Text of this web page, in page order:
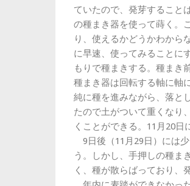
ていたので、発芽すること
の種まき器を使って蒔く。
り、使えるかどうかわから
に早速、使ってみることに
もりで種まきする。種まき
種まき器は回転する軸に軸
純に種を進みながら、落と
たので土がついて重くなり
くことができる。11月20日
9日後（11月29日）には
う。しかし、手押しの種ま
く、種が散らばっており、